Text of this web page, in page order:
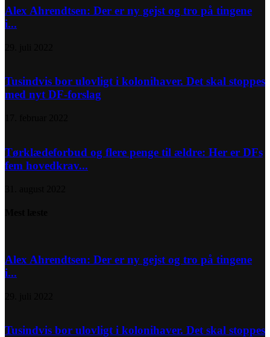
Alex Ahrendtsen: Der er ny gejst og tro på tingene
i...
Tusindvis bor ulovligt i kolonihaver. Det skal stoppes
med nyt DF-forslag
Tørklædeforbud og flere penge til ældre: Her er DFs
fem hovedkrav...
Alex Ahrendtsen: Der er ny gejst og tro på tingene
i...
Tusindvis bor ulovligt i kolonihaver. Det skal stoppes